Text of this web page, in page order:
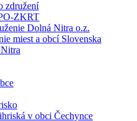
združení
ZKRT
Dolná Nitra o.z.
miest a obcí Slovenska
v obci Čechynce